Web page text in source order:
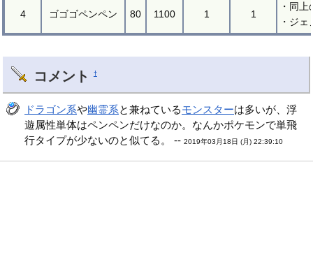
4 ゴゴゴペンペン 80 1100 1 1
・同
・ジ
コメント †
ドラゴン系や幽霊系と兼ねているモンスターは多いが、浮
遊属性単体はペンペンだけなのか。なんかポケモンで単飛
行タイプが少ないのと似てる。 --2019年03月18日 (月) 22:39:10